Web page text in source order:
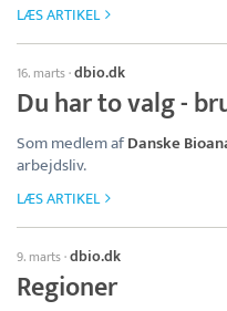
LÆS ARTIKEL
16. marts·dbio.dk
Du har to valg -
Som medlem afDanske
arbejdsliv.
LÆS ARTIKEL
9. marts·dbio.dk
Regioner